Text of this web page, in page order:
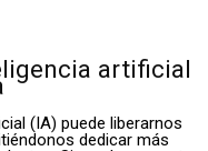
artificial
(IA) puede liberarnos
dedicar más